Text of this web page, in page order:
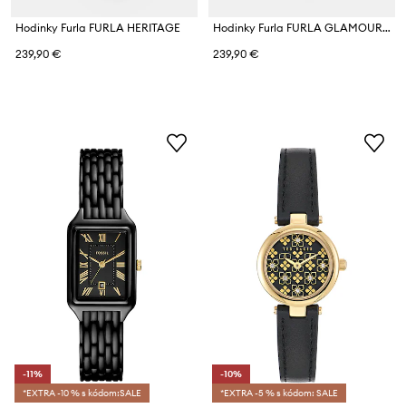
Hodinky Furla FURLA HERITAGE
239,90 €
Hodinky Furla FURLA GLAMOUR CHIC
239,90 €
-11%
*EXTRA -10 % s kódom:SALE
-10%
*EXTRA -5 % s kódom: SALE